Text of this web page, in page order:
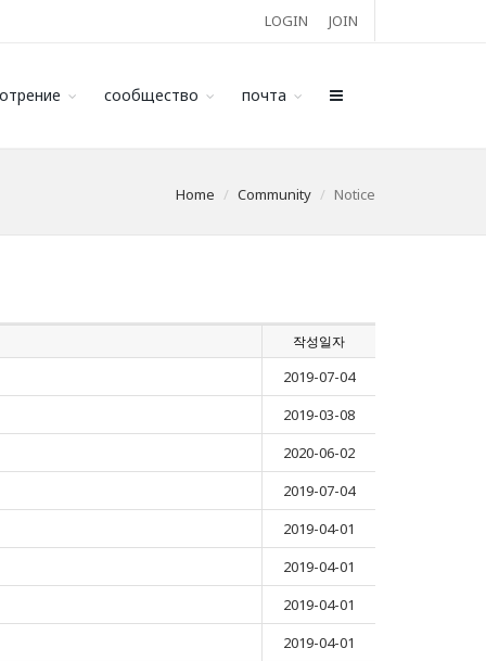
LOGIN JOIN
сообщество почта
Home Community Notice
작성일자
2019-07-04
2019-03-08
2020-06-02
2019-07-04
2019-04-01
2019-04-01
2019-04-01
2019-04-01